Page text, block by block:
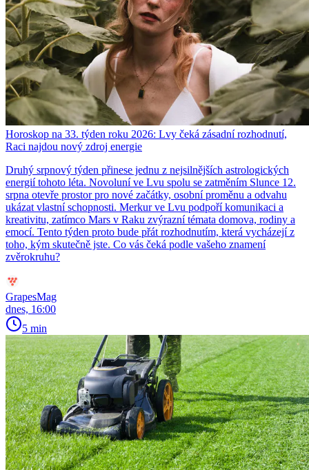
Horoskop na 33. týden roku 2026: Lvy čeká zásadní rozhodnutí,
Raci najdou nový zdroj energie
Druhý srpnový týden přinese jednu z nejsilnějších astrologických
energií tohoto léta. Novoluní ve Lvu spolu se zatměním Slunce 12.
srpna otevře prostor pro nové začátky, osobní proměnu a odvahu
ukázat vlastní schopnosti. Merkur ve Lvu podpoří komunikaci a
kreativitu, zatímco Mars v Raku zvýrazní témata domova, rodiny a
emocí. Tento týden proto bude přát rozhodnutím, která vycházejí z
toho, kým skutečně jste. Co vás čeká podle vašeho znamení
zvěrokruhu?
GrapesMag
dnes, 16:00
5 min